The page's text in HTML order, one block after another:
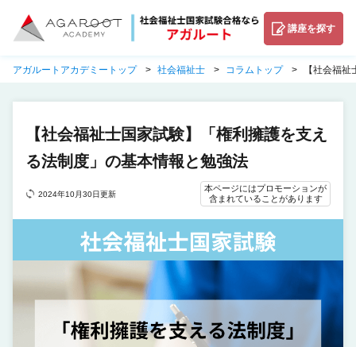
講座を探す
アガルートアカデミートップ 社会福祉士 コラムトップ 【社会福
【社会福祉士国家試験】「権利擁護を支え
る法制度」の基本情報と勉強法
2024年10月30日更新
本ページにはプロモーションが
含まれていることがあります